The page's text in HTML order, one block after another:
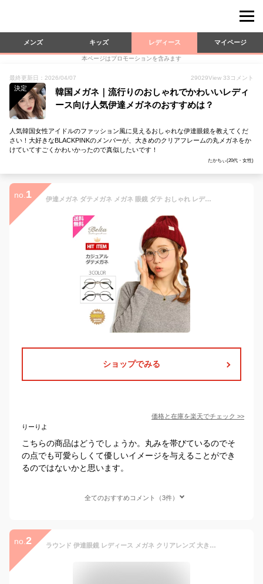
メンズ キッズ レディース マイページ
本ページはプロモーションを含みます
最終更新日：2026/04/07 29029View 33 コメント
決定
韓国メガネ｜流行りのおしゃれでかわいいレディ
ース向け人気伊達メガネのおすすめは？
人気韓国女性アイドルのファッション風に見えるおしゃれな伊達眼鏡を教えてくだ
さい！大好きなBLACKPINKのメンバーが、大きめのクリアフレームの丸メガネをか
けていてすごくかわいかったので真似したいです！
たかちぃ(20代・女性)
no. 1 伊達メガネ ダテメガネ メガネ 眼鏡 ダテ おしゃれ レディース メンズ ユニセックス ボストン かわいい 可愛い おしゃれ 伊達眼鏡 UVカット ラウンド アイドル 女優 モデル Kpop 韓国 ウイルス対策 高見え 小顔効果 黒 デイリー カジュアル 小物 ファッション雑貨 ギフト
ショップでみる
価格と在庫を楽天でチェック >>
りーりよ
こちらの商品はどうでしょうか。丸みを帯びているのでそ
の点でも可愛らしくて優しいイメージを与えることができ
るのではないかと思います。
全てのおすすめコメント（3件）
no. 2 ラウンド 伊達眼鏡 レディース メガネ クリアレンズ 大きめ 丸型 クラシカル 眼鏡 伊達メガネ サングラス おしゃれ かわいい 小顔効果 ボストン 紫外線対策 ファッション アイテム デイリー ファッション雑貨 韓国ファッション あす楽対応【メール便送料無料】